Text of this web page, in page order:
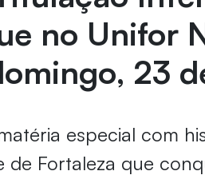
no Unifor
23
especial com
de Fortaleza que